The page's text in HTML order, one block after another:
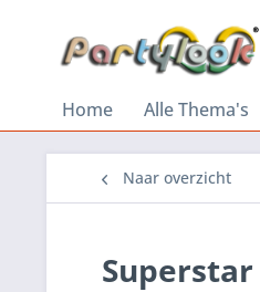
Home Alle Thema's
Naar overzicht